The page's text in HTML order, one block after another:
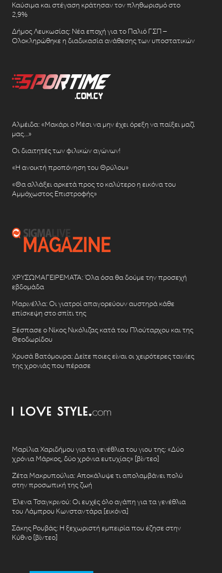
Καύσιμα και στέγαση κράτησαν τον πληθωρισμό στο
2,9%
Δήμος Λευκωσίας: Νέα εποχή για το Παλιό ΓΣΠ –
Ολοκληρώθηκε η διαδικασία ανάθεσης των υποστατικών
Αλμέιδα: «Μακάρι ο Μέσι να μην έχει όρεξη να παίξει μαζί
μας…»
Οι διαιτητές των φιλικών αγώνων!
«Η ανοικτή προπόνηση του Θρύλου»
«Θα αλλάξει αρκετά προς το καλύτερο η εικόνα του
Αμμόχωστος Επιστροφής»
ΧΡΥΣΩΜΑΓΕΙΡΕΜΑΤΑ: Όλα όσα θα δούμε την προσεχή
εβδομάδα
Μαρινέλλα: Οι γιατροί απαγορεύουν αυστηρά κάθε
επίσκεψη στο σπίτι της
Ξέσπασε ο Νίκος Νικόλιζας κατά του Πλούταρχου και της
Θεοδωρίδου
Χρυσά Βατόμουρα: Δείτε ποιες είναι οι χειρότερες ταινίες
της χρονιάς που πέρασε
Μαρίλια Χαριδήμου για τα γενέθλια του γιου της: «Δύο
χρόνια Μάρκος, δύο χρόνια ευτυχίας» [βίντεο]
Ζέτα Μακρυπούλια: Αποκάλυψε τι απολαμβάνει πολύ
στην προσωπική της ζωή
Έλενα Τσαγκρινού: Οι ευχές όλο αγάπη για τα γενέθλια
του Λάμπρου Κωνσταντάρα [εικόνα]
Σάκης Ρουβάς: Η ξεχωριστή εμπειρία που έζησε στην
Κύθνο [βίντεο]